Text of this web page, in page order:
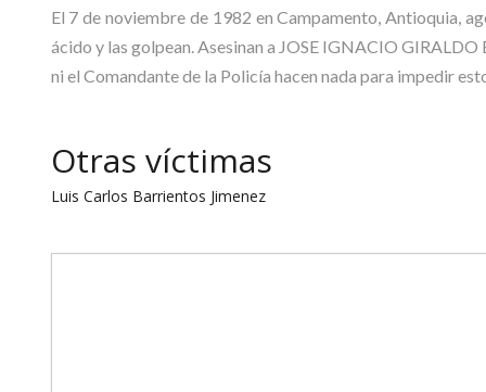
El 7 de noviembre de 1982 en Campamento, Antioquia,
ácido y las golpean. Asesinan a JOSE IGNACIO
ni el Comandante de la Policía hacen nada para impedir
Otras víctimas
Luis Carlos Barrientos Jimenez